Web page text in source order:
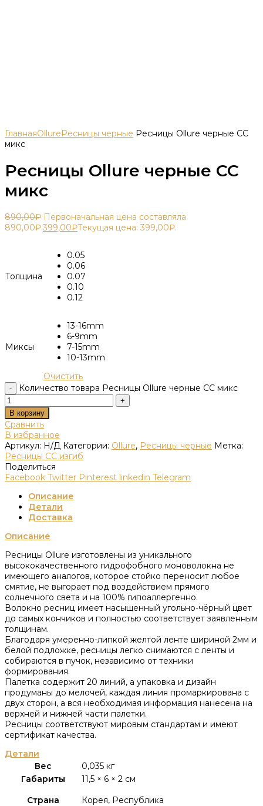
ГлавнаяOllureРесницы черные Ресницы Ollure черные СС
микс
Ресницы Ollure черные СС
микс
890,00₽ Первоначальная цена составляла
890,00₽.399,00₽Текущая цена: 399,00₽.
Толщина
0.05
0.06
0.07
0.10
0.12
Миксы
13-16mm
6-9mm
7-15mm
10-13mm
Очистить
Количество товара Ресницы Ollure черные СС микс
В корзину
Сравнить
В избранное
Артикул: Н/Д Категории: Ollure, Ресницы черные Метка:
Ресницы CC изгиб
Поделиться
Facebook Twitter Pinterest linkedin Telegram
Описание
Детали
Доставка
Описание
Ресницы Ollure изготовлены из уникального
высококачественного гидрофобного моноволокна не
имеющего аналогов, которое стойко переносит любое
смятие, не выгорает под воздействием прямого
солнечного света и на 100% гипоаллергенно.
Волокно ресниц имеет насыщенный угольно-чёрный цвет
до самых кончиков и полностью соответствует заявленным
толщинам.
Благодаря умеренно-липкой желтой ленте шириной 2мм и
белой подложке, ресницы легко снимаются с ленты и
собираются в пучок, независимо от техники
формирования.
Палетка содержит 20 линий, а упаковка и дизайн
продуманы до мелочей, каждая линия промаркирована с
двух сторон, а вся необходимая информация нанесена на
верхней и нижней части палетки.
Ресницы соответствуют мировым стандартам и имеют
сертификат качества.
Детали
Вес
0,035 кг
Габариты
11,5 × 6 × 2 см
Страна
Корея, Республика